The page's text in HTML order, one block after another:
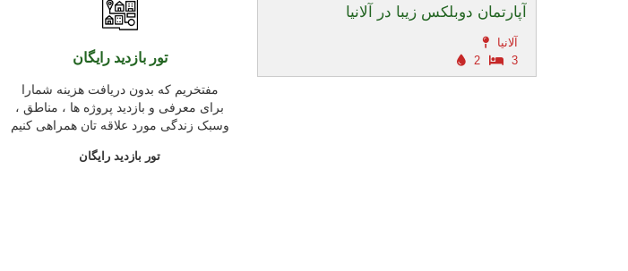
تور بازدید رایگان
مفتخریم که بدون دریافت هزینه شمارا
برای معرفی و بازدید پروژه ها ، مناطق ،
وسبک زندگی مورد علاقه تان همراهی کنیم
تور بازدید رایگان
آپارتمان دوبلکس زیبا در آلانیا
آلانیا
3
2